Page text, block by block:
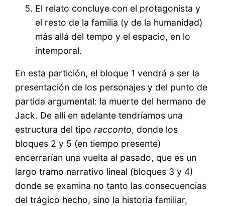
El relato concluye con el protagonista y
el resto de la familia (y de la humanidad)
más allá del tempo y el espacio, en lo
intemporal.
En esta partición, el bloque 1 vendrá a ser la
presentación de los personajes y del punto de
partida argumental: la muerte del hermano de
Jack. De allí en adelante tendríamos una
estructura del tiporacconto, donde los
bloques 2 y 5 (en tiempo presente)
encerrarían una vuelta al pasado, que es un
largo tramo narrativo lineal (bloques 3 y 4)
donde se examina no tanto las consecuencias
del trágico hecho, sino la historia familiar,